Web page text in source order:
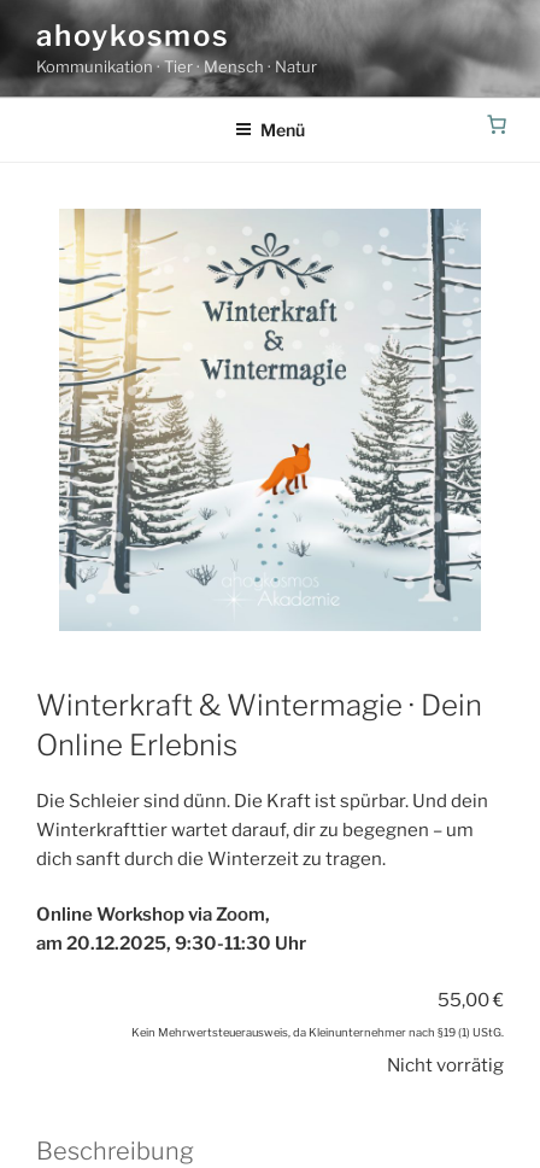
Inhalt
springen
ahoykosmos
Kommunikation · Tier · Mensch · Natur
Menü
Winterkraft & Wintermagie · Dein
Online Erlebnis
Die Schleier sind dünn. Die Kraft ist spürbar. Und dein
Winterkrafttier wartet darauf, dir zu begegnen – um
dich sanft durch die Winterzeit zu tragen.
Online Workshop via Zoom,
am 20.12.2025, 9:30-11:30 Uhr
55,00€
Kein Mehrwertsteuerausweis, da Kleinunternehmer nach §19 (1) UStG.
Nicht vorrätig
Beschreibung